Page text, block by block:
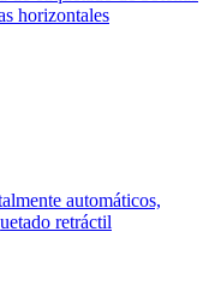
horizontales
automáticos,
retráctil